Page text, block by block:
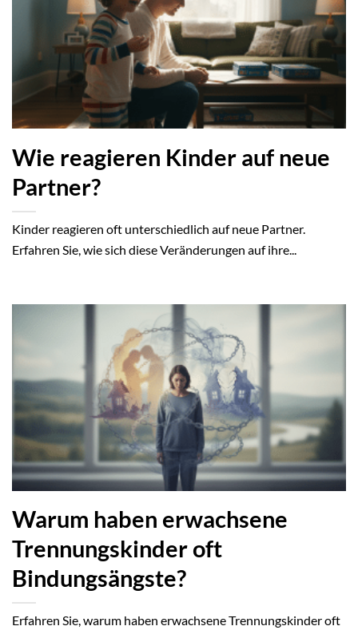
Wie reagieren Kinder auf neue
Partner?
Kinder reagieren oft unterschiedlich auf neue Partner.
Erfahren Sie, wie sich diese Veränderungen auf ihre...
Warum haben erwachsene
Trennungskinder oft
Bindungsängste?
Erfahren Sie, warum haben erwachsene Trennungskinder oft